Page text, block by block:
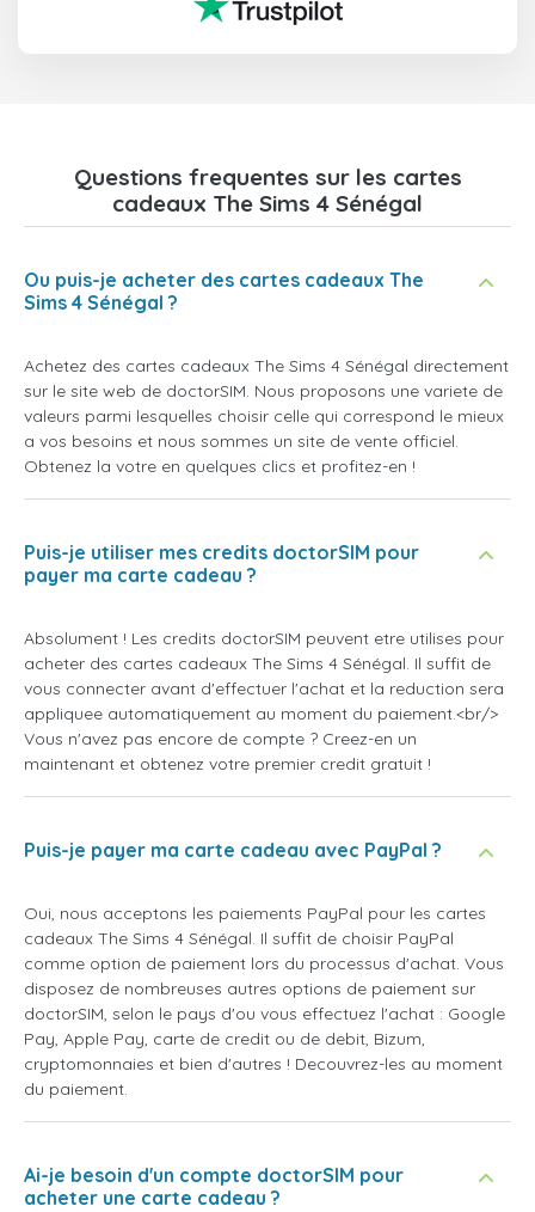
Questions frequentes sur les cartes
cadeaux The Sims 4 Sénégal
Ou puis-je acheter des cartes cadeaux The
Sims 4 Sénégal ?
Achetez des cartes cadeaux The Sims 4 Sénégal directement
sur le site web de doctorSIM. Nous proposons une variete de
valeurs parmi lesquelles choisir celle qui correspond le mieux
a vos besoins et nous sommes un site de vente officiel.
Obtenez la votre en quelques clics et profitez-en !
Puis-je utiliser mes credits doctorSIM pour
payer ma carte cadeau ?
Absolument ! Les credits doctorSIM peuvent etre utilises pour
acheter des cartes cadeaux The Sims 4 Sénégal. Il suffit de
vous connecter avant d'effectuer l'achat et la reduction sera
appliquee automatiquement au moment du paiement.<br/>
Vous n'avez pas encore de compte ? Creez-en un
maintenant et obtenez votre premier credit gratuit !
Puis-je payer ma carte cadeau avec PayPal ?
Oui, nous acceptons les paiements PayPal pour les cartes
cadeaux The Sims 4 Sénégal. Il suffit de choisir PayPal
comme option de paiement lors du processus d'achat. Vous
disposez de nombreuses autres options de paiement sur
doctorSIM, selon le pays d'ou vous effectuez l'achat : Google
Pay, Apple Pay, carte de credit ou de debit, Bizum,
cryptomonnaies et bien d'autres ! Decouvrez-les au moment
du paiement.
Ai-je besoin d'un compte doctorSIM pour
acheter une carte cadeau ?